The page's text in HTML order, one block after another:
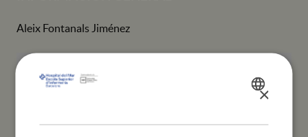
Aleix Fontanals Jiménez
colaborador
SPANISH
×